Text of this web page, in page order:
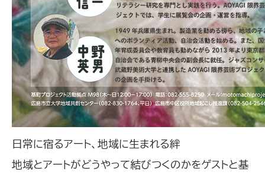
日常に宿るアート、地域に生まれる絆
地域とアートがどうやって結びつくのかをゲストと基